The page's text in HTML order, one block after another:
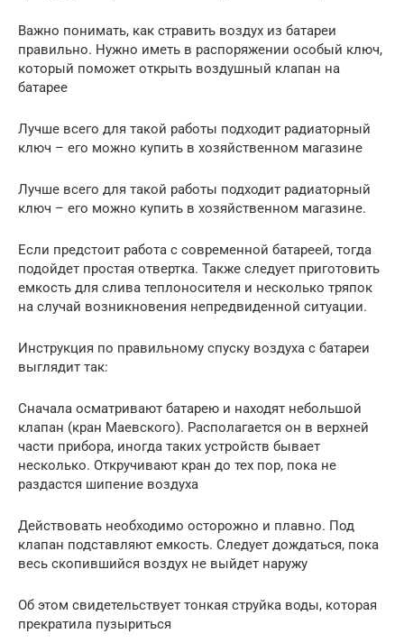
Важно понимать, как стравить воздух из батареи
правильно. Нужно иметь в распоряжении особый ключ,
который поможет открыть воздушный клапан на
батарее
Лучше всего для такой работы подходит радиаторный
ключ – его можно купить в хозяйственном магазине
Лучше всего для такой работы подходит радиаторный
ключ – его можно купить в хозяйственном магазине.
Если предстоит работа с современной батареей, тогда
подойдет простая отвертка. Также следует приготовить
емкость для слива теплоносителя и несколько тряпок
на случай возникновения непредвиденной ситуации.
Инструкция по правильному спуску воздуха с батареи
выглядит так:
Сначала осматривают батарею и находят небольшой
клапан (кран Маевского). Располагается он в верхней
части прибора, иногда таких устройств бывает
несколько. Откручивают кран до тех пор, пока не
раздастся шипение воздуха
Действовать необходимо осторожно и плавно. Под
клапан подставляют емкость. Следует дождаться, пока
весь скопившийся воздух не выйдет наружу
Об этом свидетельствует тонкая струйка воды, которая
прекратила пузыриться